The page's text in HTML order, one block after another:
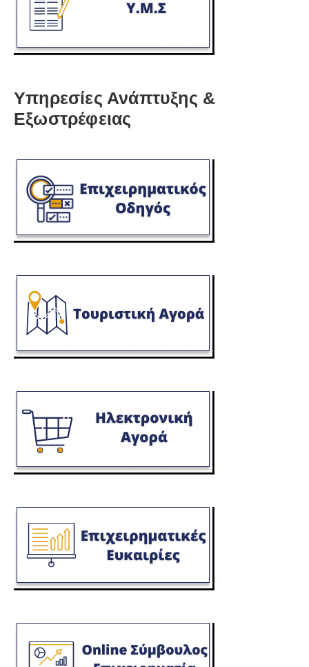
Υπηρεσίες Ανάπτυξης &
Εξωστρέφειας